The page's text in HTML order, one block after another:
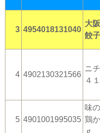
3 4954018131040
大
餃
4 4902130321566
ニ
４
5 4901001995035
味
鶏
ｇ